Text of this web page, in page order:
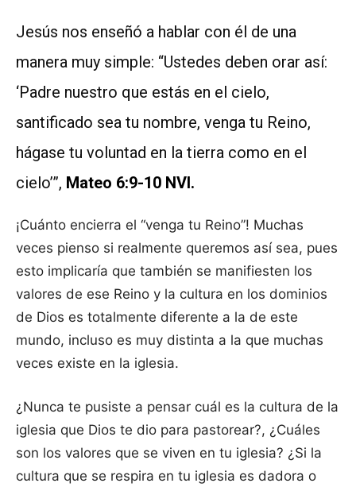
Jesús nos enseñó a hablar con él de una
manera muy simple: “Ustedes deben orar así:
‘Padre nuestro que estás en el cielo,
santificado sea tu nombre, venga tu Reino,
hágase tu voluntad en la tierra como en el
cielo’”, Mateo 6:9-10 NVI.
¡Cuánto encierra el “venga tu Reino”! Muchas
veces pienso si realmente queremos así sea, pues
esto implicaría que también se manifiesten los
valores de ese Reino y la cultura en los dominios
de Dios es totalmente diferente a la de este
mundo, incluso es muy distinta a la que muchas
veces existe en la iglesia.
¿Nunca te pusiste a pensar cuál es la cultura de la
iglesia que Dios te dio para pastorear?, ¿Cuáles
son los valores que se viven en tu iglesia? ¿Si la
cultura que se respira en tu iglesia es dadora o